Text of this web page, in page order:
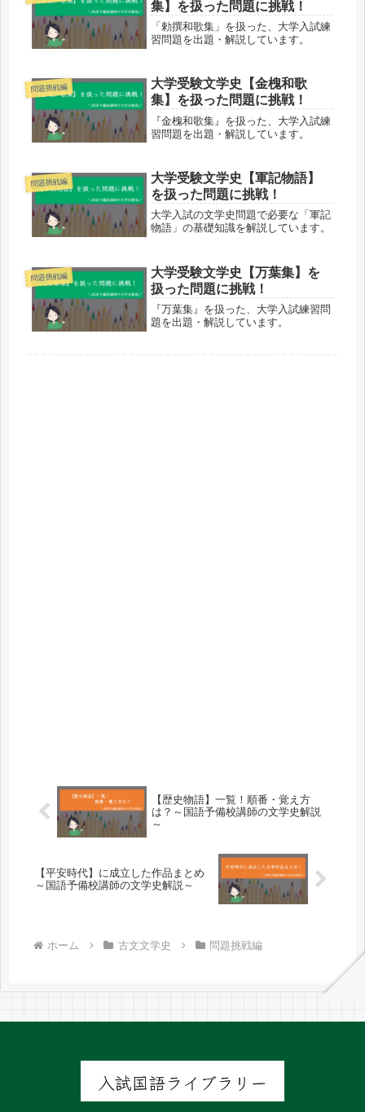
集】を扱った問題に挑戦！
「勅撰和歌集」を扱った、大学入試練
習問題を出題・解説しています。
問題挑戦編
大学受験文学史【金槐和歌
集】を扱った問題に挑戦！
『金槐和歌集』を扱った、大学入試練
習問題を出題・解説しています。
問題挑戦編
大学受験文学史【軍記物語】
を扱った問題に挑戦！
大学入試の文学史問題で必要な「軍記
物語」の基礎知識を解説しています。
問題挑戦編
大学受験文学史【万葉集】を
扱った問題に挑戦！
『万葉集』を扱った、大学入試練習問
題を出題・解説しています。
【歴史物語】一覧！順番・覚え方
は？～国語予備校講師の文学史解説
～
【平安時代】に成立した作品まとめ
～国語予備校講師の文学史解説～
ホーム 古文文学史 問題挑戦編